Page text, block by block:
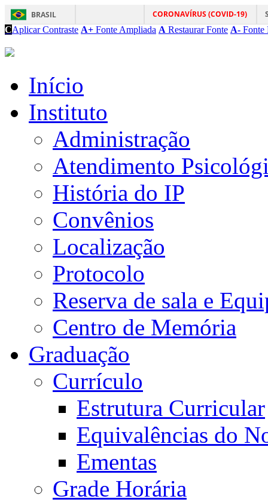
BRASIL CORONAVÍRUS (COVID-19)
CAplicar Contraste A+ Fonte Ampliada A Restaurar Fonte A- Fonte
Início
Instituto
Administração
Atendimento
História do IP
Convênios
Localização
Protocolo
Reserva de sala e
Centro de Memória
Graduação
Currículo
Estrutura Curricular
Equivalências do
Ementas
Grade Horária